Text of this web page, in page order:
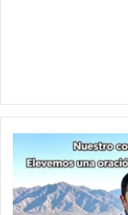
hospitalizado
lesi0nad0
en